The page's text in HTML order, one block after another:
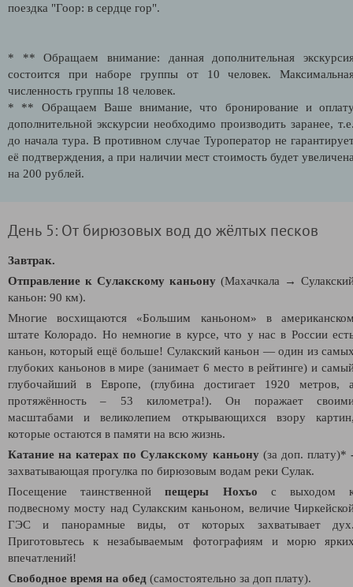
поездка "Гоор: в сердце гор".
* ** Обращаем внимание: данная дополнительная
состоится при наборе группы от 10 человек.
численность группы 18 человек.
* ** Обращаем Ваше внимание, что бронирование и
дополнительной экскурсии необходимо производить заранее,
до начала тура. В противном случае Туроператор не
её подтверждения, а при наличии мест стоимость будет
на 200 рублей.
День 5: От бирюзовых вод до жёлтых песков
Завтрак.
Отправление к Сулакскому каньону (Махачкала →
каньон: 90 км).
Многие восхищаются «Большим каньоном» в
штате Колорадо. Но немногие в курсе, что у нас в России
каньон, который ещё больше! Сулакский каньон — один из
глубоких каньонов в мире (занимает 6 место в рейтинге) и
глубочайший в Европе, (глубина достигает 1920 метров,
протяжённость – 53 километра!). Он поражает
масштабами и великолепием открывающихся взору
которые остаются в памяти на всю жизнь.
Катание накатерах по Сулакскому каньону (за доп. плату)*
захватывающая прогулка по бирюзовым водам реки Сулак.
Посещение таинственнойпещеры Нохъо с выходом
подвесному мосту над Сулакским каньоном, величие
ГЭС и панорамные виды, от которых захватывает
Приготовьтесь к незабываемым фотографиям и морю
впечатлений!
Свободное время на обед (самостоятельно за доп плату).